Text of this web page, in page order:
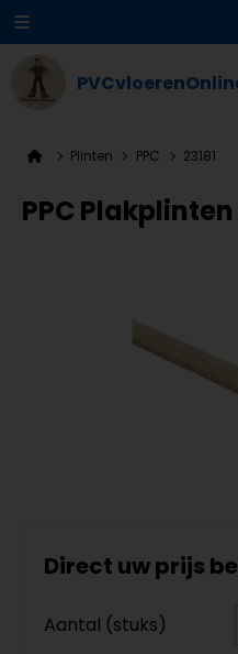
Plinten PPC 23181
PPC
Direct uw prijs
Aantal (stuks)